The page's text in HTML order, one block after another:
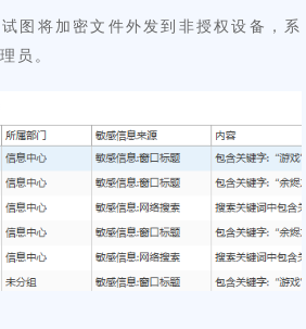
试图将加密文件外发到非授权设备，系
员。